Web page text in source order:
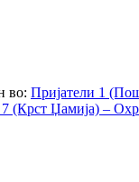
во: Пријатели 1
7 (Крст Џамија) –